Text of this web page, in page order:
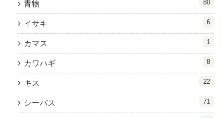
青物 80
イサキ 6
カマス 1
カワハギ 8
キス 22
シーバス 71